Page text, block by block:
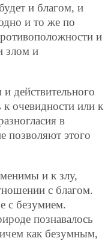
и благом, и
и то же по
и
злом и
действительного
очевидности или к
в
позволяют этого
и к злу,
с благом.
с безумием.
познавалось
как безумным,